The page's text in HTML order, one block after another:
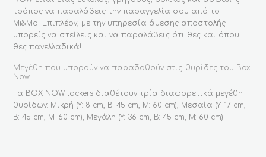
τρόπος να παραλάβεις την παραγγελία σου από το
Mi&Mo. Επιπλέον, με την υπηρεσία άμεσης αποστολής
μπορείς να στείλεις και να παραλάβεις ότι θες και όπου
θες πανελλαδικά!
Μεγέθη που μπορούν να παραδοθούν στις θυρίδες του Box
Now
Tα BOX NOW lockers διαθέτουν τρία διαφορετικά μεγέθη
θυρίδων: Mικρή (Υ: 8 cm, Β: 45 cm, Μ: 60 cm), Μεσαία (Υ: 17 cm,
Β: 45 cm, Μ: 60 cm), Μεγάλη (Υ: 36 cm, Β: 45 cm, Μ: 60 cm)